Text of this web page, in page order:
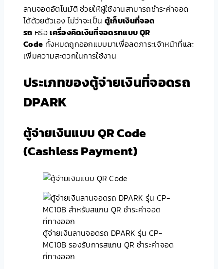
ลานจอดอัตโนมัติ ช่วยให้ผู้ใช้งานสามารถชำระค่าจอด
ได้ด้วยตัวเอง ไม่ว่าจะเป็น ตู้เก็บเงินที่จอด
รถ หรือเครื่องคิดเงินที่จอดรถแบบ QR
Code ทั้งหมดถูกออกแบบมาเพื่อลดภาระเจ้าหน้าที่และ
เพิ่มความสะดวกในการใช้งาน
ประเภทของตู้จ่ายเงินที่จอดรถ
DPARK
ตู้จ่ายเงินแบบ QR Code
(Cashless Payment)
ตู้จ่ายเงินลานจอดรถ DPARK รุ่น CP-
MC10B รองรับการสแกน QR ชำระค่าจอด
ที่ทางออก